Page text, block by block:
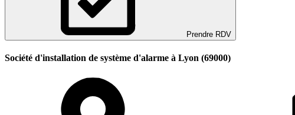
Prendre RDV
Société d'installation de système d'alarme à Lyon (69000)